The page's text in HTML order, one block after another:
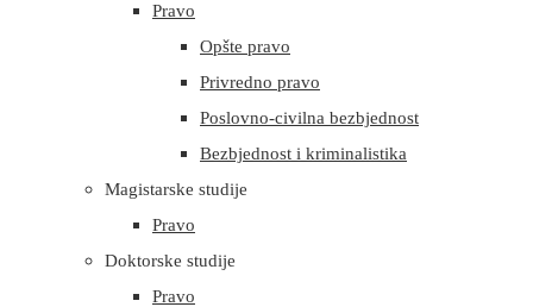
Pravo
Opšte pravo
Privredno pravo
Poslovno-civilna bezbjednost
Bezbjednost i kriminalistika
Magistarske studije
Pravo
Doktorske studije
Pravo